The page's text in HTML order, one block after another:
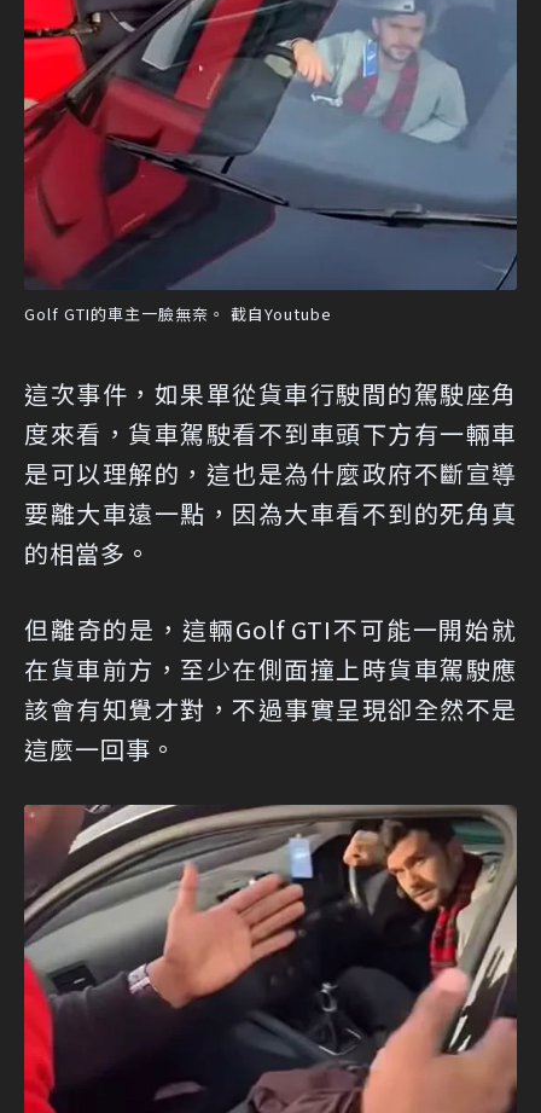
Golf GTI的車主一臉無奈。 截自Youtube
這次事件，如果單從貨車行駛間的駕駛座角
度來看，貨車駕駛看不到車頭下方有一輛車
是可以理解的，這也是為什麼政府不斷宣導
要離大車遠一點，因為大車看不到的死角真
的相當多。
但離奇的是，這輛Golf GTI不可能一開始就
在貨車前方，至少在側面撞上時貨車駕駛應
該會有知覺才對，不過事實呈現卻全然不是
這麼一回事。